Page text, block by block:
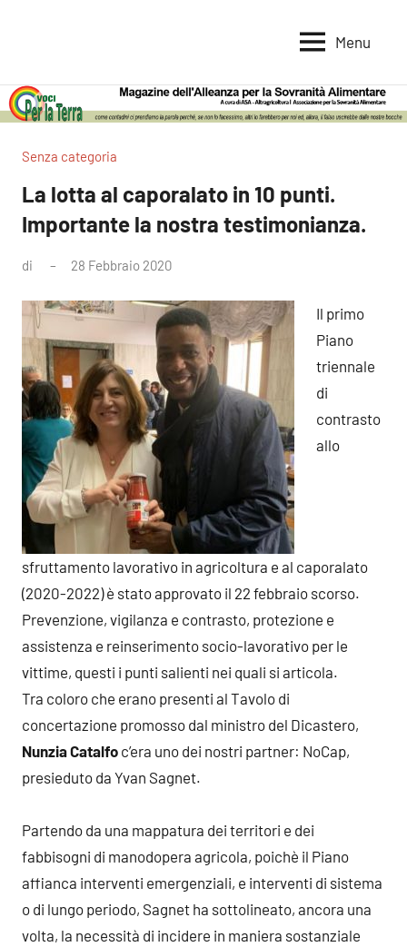
per
la
Terra
per
la
Alimentare
Menu
Senza categoria
La lotta al caporalato in 10 punti.
Importante la nostra testimonianza.
di 28 Febbraio 2020
Il primo
Piano
triennale
di
contrasto
allo
sfruttamento lavorativo in agricoltura e al caporalato
(2020-2022) è stato approvato il 22 febbraio scorso.
Prevenzione, vigilanza e contrasto, protezione e
assistenza e reinserimento socio-lavorativo per le
vittime, questi i punti salienti nei quali si articola.
Tra coloro che erano presenti al Tavolo di
concertazione promosso dal ministro del Dicastero,
Nunzia Catalfo c’era uno dei nostri partner: NoCap,
presieduto da Yvan Sagnet.
Partendo da una mappatura dei territori e dei
fabbisogni di manodopera agricola, poichè il Piano
affianca interventi emergenziali, e interventi di sistema
o di lungo periodo, Sagnet ha sottolineato, ancora una
volta, la necessità di incidere in maniera sostanziale